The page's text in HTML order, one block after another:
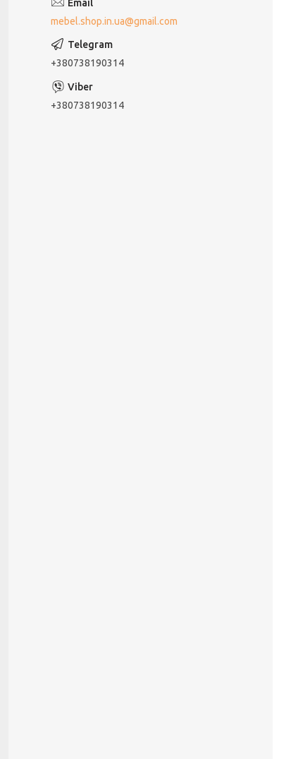
mebel.shop.in.ua@gmail.com
+380738190314
+380738190314